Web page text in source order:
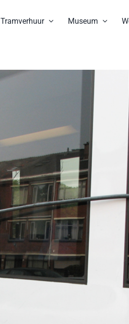
Tramverhuur Museum